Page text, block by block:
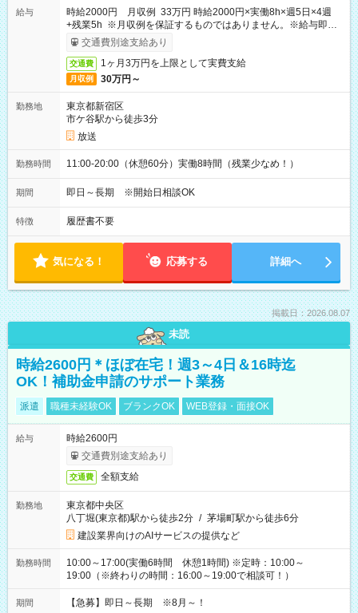
給与
時給2000円 月収例 33万円 時給2000円×実働8h×週5日×4週
+残業5h ※月収例を保証するものではありません。※給与即受
取りサービス利用可（利用条件有）
交通費別途支給あり
交通費 1ヶ月3万円を上限として実費支給
月収例 30万円～
勤務地
東京都新宿区
市ケ谷駅から徒歩3分
放送
勤務時間 11:00-20:00（休憩60分）実働8時間（残業少なめ！）
期間 即日～長期 ※開始日相談OK
特徴 履歴書不要
気になる！ 応募する 詳細へ
掲載日：2026.08.07
未読
時給2600円＊ほぼ在宅！週3～4日＆16時迄
OK！補助金申請のサポート業務
派遣 職種未経験OK ブランクOK WEB登録・面接OK
給与
時給2600円
交通費別途支給あり
交通費 全額支給
勤務地
東京都中央区
八丁堀(東京都)駅から徒歩2分 / 茅場町駅から徒歩6分
建設業界向けのAIサービスの提供など
勤務時間
10:00～17:00(実働6時間 休憩1時間) ※定時：10:00～
19:00（※終わりの時間：16:00～19:00で相談可！）
期間 【急募】即日～長期 ※8月～！